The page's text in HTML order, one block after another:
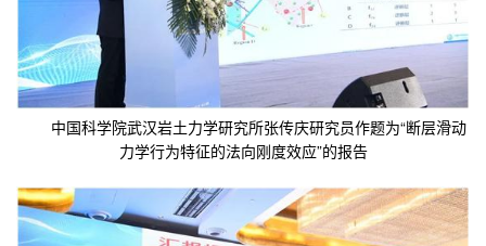
中国科学院武汉岩土力学研究所张传庆研究员作题为“断层滑动
力学行为特征的法向刚度效应”的报告